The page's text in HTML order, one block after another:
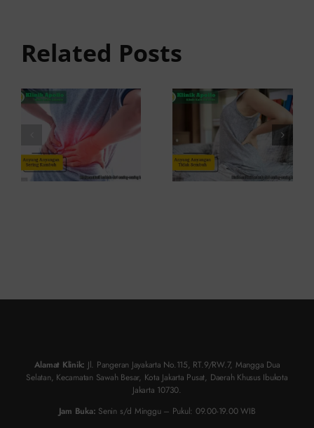
Related Posts
Sering
Kambuh
dan Cara
Atasinya
Penyebab
dan
Solusinya
Alamat Klinik: Jl. Pangeran Jayakarta No.115, RT.9/RW.7, Mangga Dua
Selatan, Kecamatan Sawah Besar, Kota Jakarta Pusat, Daerah Khusus Ibukota
Jakarta 10730.
Jam Buka: Senin s/d Minggu – Pukul: 09.00-19.00 WIB